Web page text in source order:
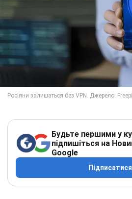
Будьте першими у
підпишіться на
Google
Підписатися